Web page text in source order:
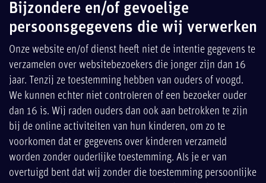
Bijzondere en/of gevoelige
persoonsgegevens die wij verwerken
Onze website en/of dienst heeft niet de intentie gegevens te
verzamelen over websitebezoekers die jonger zijn dan 16
jaar. Tenzij ze toestemming hebben van ouders of voogd.
We kunnen echter niet controleren of een bezoeker ouder
dan 16 is. Wij raden ouders dan ook aan betrokken te zijn
bij de online activiteiten van hun kinderen, om zo te
voorkomen dat er gegevens over kinderen verzameld
worden zonder ouderlijke toestemming. Als je er van
overtuigd bent dat wij zonder die toestemming persoonlijke